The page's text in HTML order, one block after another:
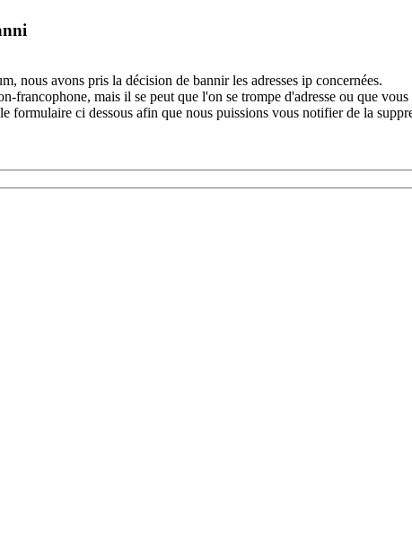
nous avons pris la décision de bannir les adresses ip concernées.
francophone, mais il se peut que l'on se trompe d'adresse ou que
formulaire ci dessous afin que nous puissions vous notifier de la